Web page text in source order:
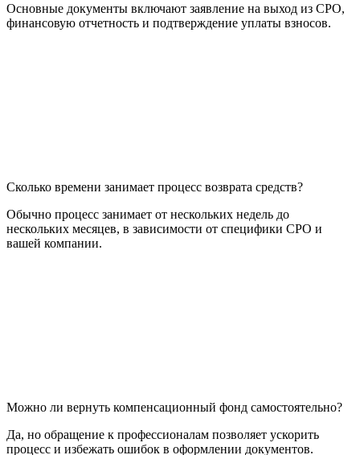
Основные документы включают заявление на выход из СРО,
финансовую отчетность и подтверждение уплаты взносов.
Сколько времени занимает процесс возврата средств?
Обычно процесс занимает от нескольких недель до
нескольких месяцев, в зависимости от специфики СРО и
вашей компании.
Можно ли вернуть компенсационный фонд самостоятельно?
Да, но обращение к профессионалам позволяет ускорить
процесс и избежать ошибок в оформлении документов.